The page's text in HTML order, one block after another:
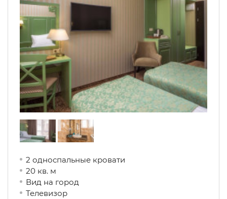
2 односпальные кровати
20 кв. м
Вид на город
Телевизор